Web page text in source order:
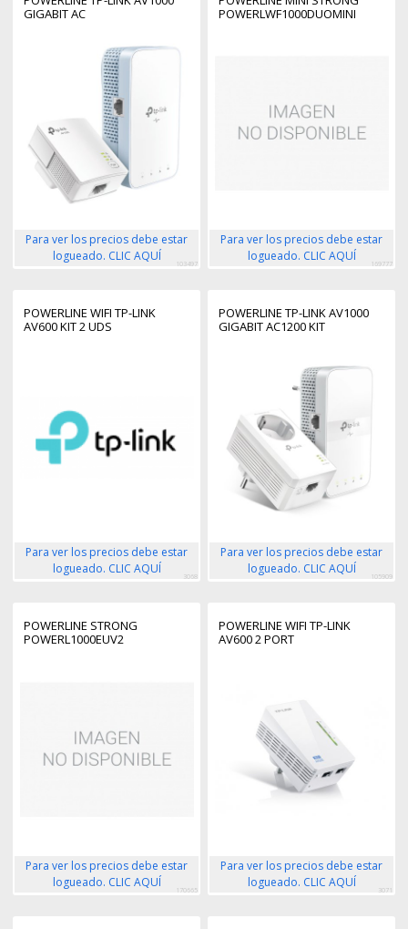
GIGABIT AC
Para ver los precios debe estar
logueado. CLIC AQUÍ
103497
POWERLWF1000DUOMINI
Para ver los precios debe estar
logueado. CLIC AQUÍ
169777
POWERLINE WIFI TP-LINK
AV600 KIT 2 UDS
Para ver los precios debe estar
logueado. CLIC AQUÍ
3068
POWERLINE TP-LINK AV1000
GIGABIT AC1200 KIT
Para ver los precios debe estar
logueado. CLIC AQUÍ
105909
POWERLINE STRONG
POWERL1000EUV2
Para ver los precios debe estar
logueado. CLIC AQUÍ
170665
POWERLINE WIFI TP-LINK
AV600 2 PORT
Para ver los precios debe estar
logueado. CLIC AQUÍ
3071